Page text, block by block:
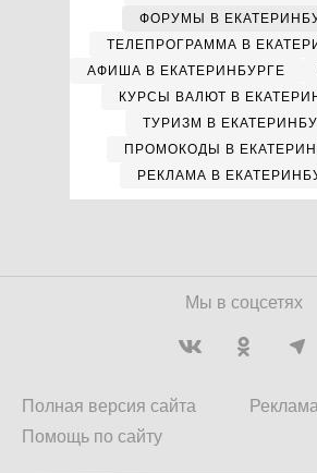
ФОРУМЫ В
ТЕЛЕПРОГРАММА В
АФИША В ЕКАТЕРИНБУРГЕ
КУРСЫ ВАЛЮТ В
ТУРИЗМ В
ПРОМОКОДЫ В
РЕКЛАМА В
Мы в соцсетях
Полная версия сайта
Помощь по сайту